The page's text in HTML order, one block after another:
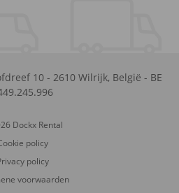
10 - 2610 Wilrijk, België - BE
Dockx Rental
policy
policy
voorwaarden